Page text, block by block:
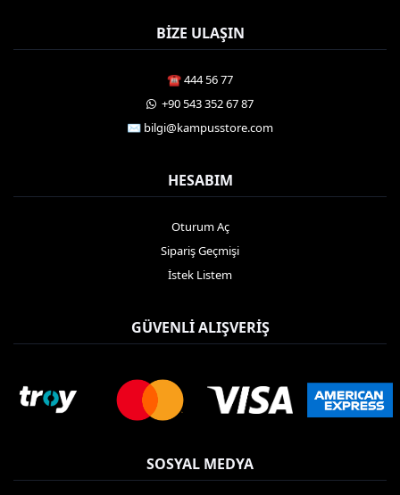
BIZE ULAŞIN
☎️ 444 56 77
️ +90 543 352 67 87
✉️ bilgi@kampusstore.com
HESABIM
Oturum Aç
Sipariş Geçmişi
İstek Listem
GÜVENLI ALIŞVERIŞ
SOSYAL MEDYA